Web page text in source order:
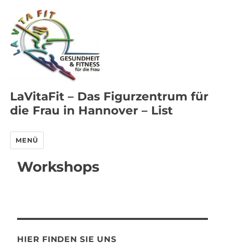
LaVitaFit – Das Figurzentrum für
die Frau in Hannover – List
MENÜ
Workshops
HIER FINDEN SIE UNS